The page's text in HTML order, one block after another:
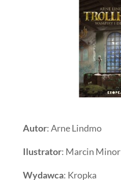
Autor: Arne Lindmo
Ilustrator: Marcin Minor
Wydawca: Kropka